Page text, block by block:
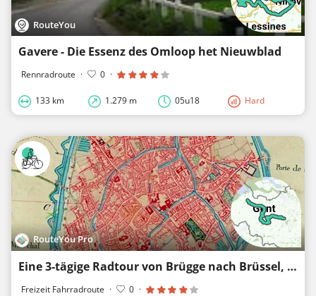
RouteYou
Gavere - Die Essenz des Omloop het Nieuwblad
Rennradroute · 0 ·
133 km 1.279 m 05u18 Hard
RouteYou Pro
Eine 3-tägige Radtour von Brügge nach Brüssel, gekoppelt an Bier
Freizeit Fahrradroute · 0 ·